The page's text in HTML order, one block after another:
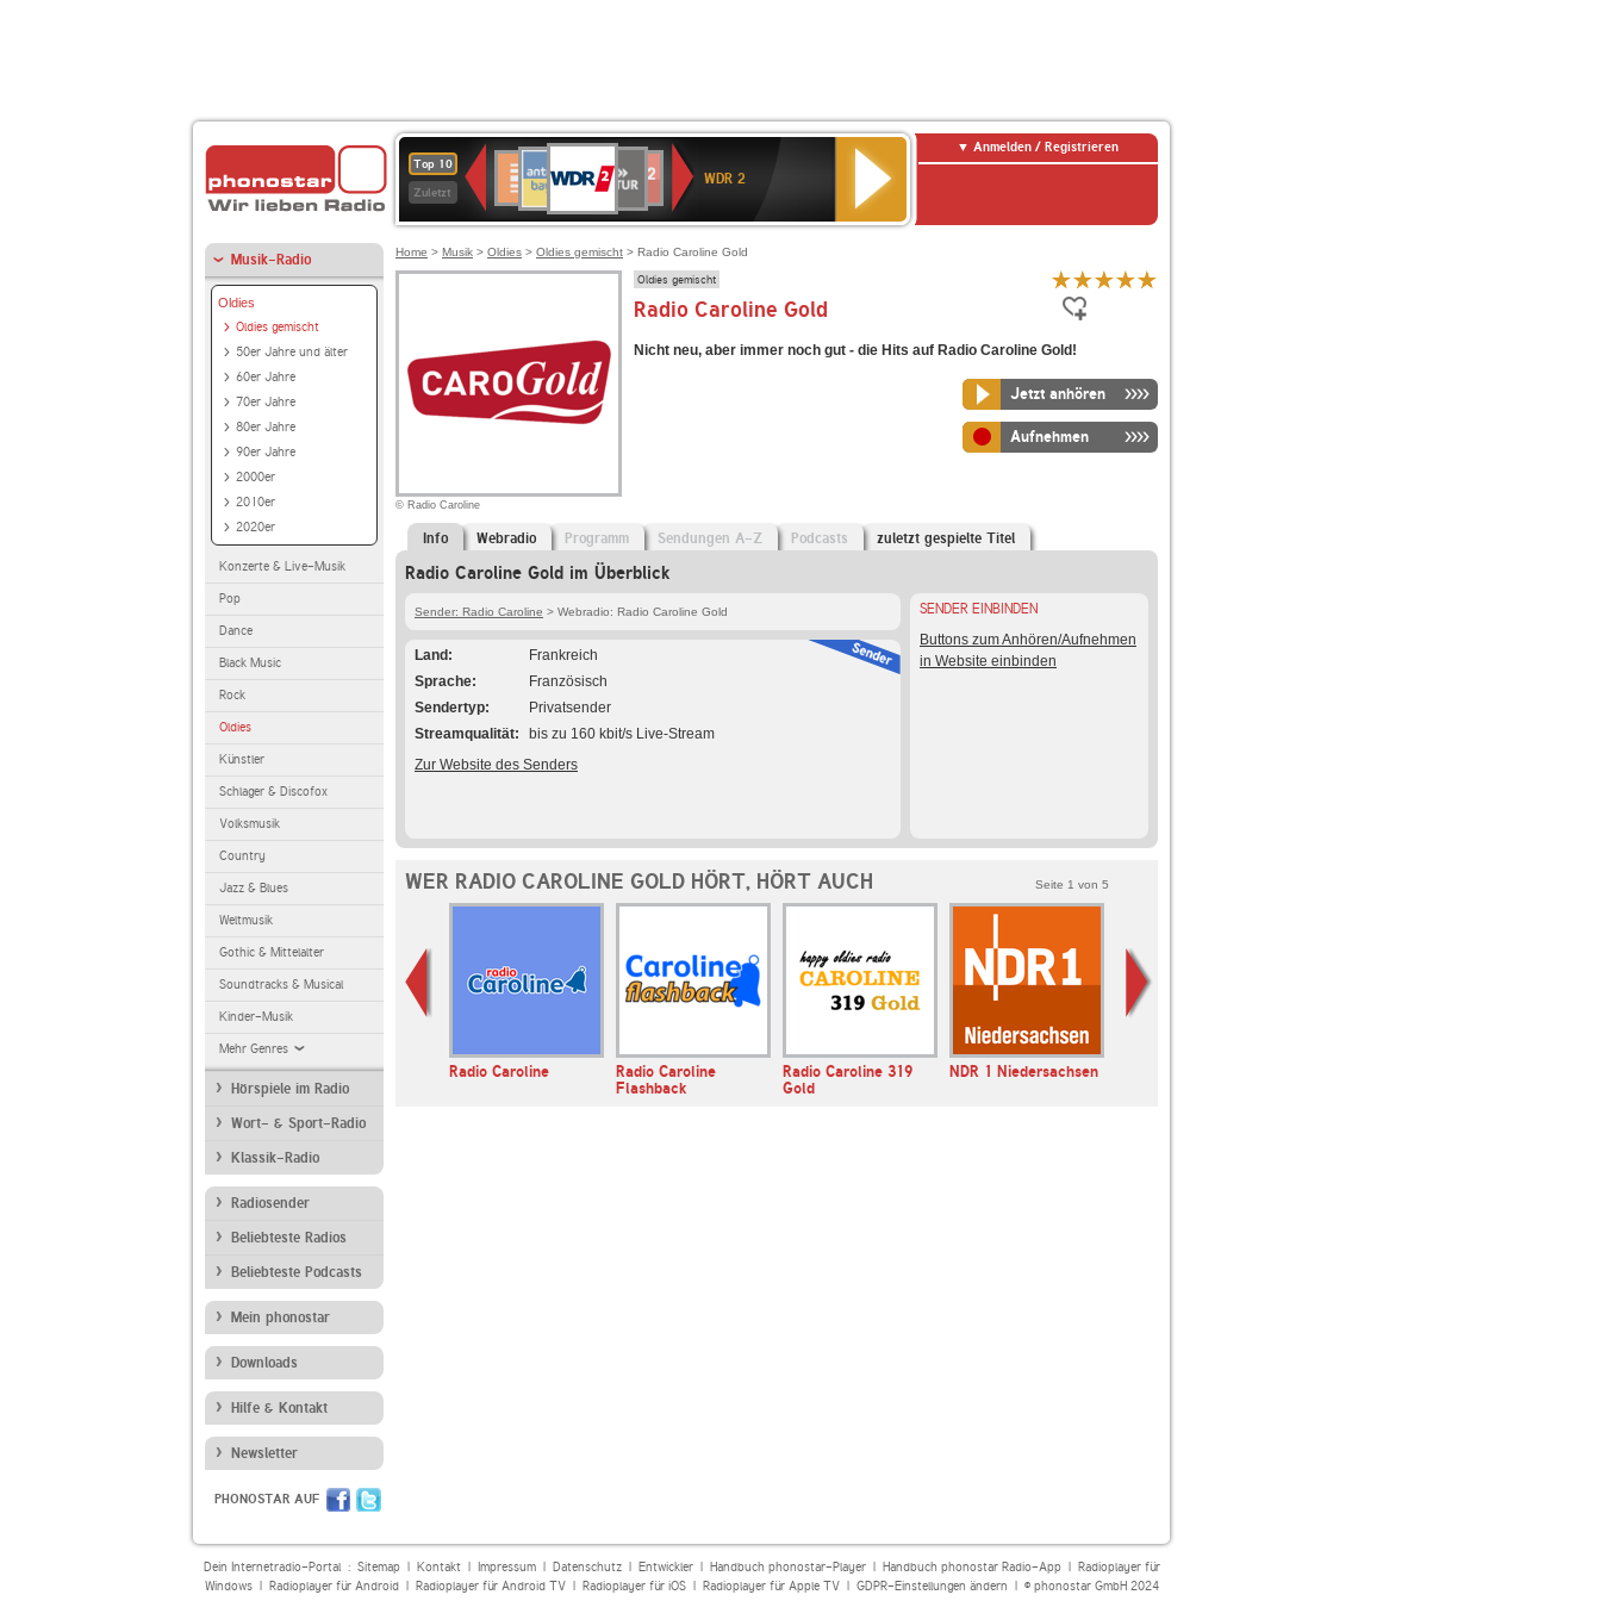
Top 10
Zuletzt
Deutschlandfunk
90er
OLDIE
ANTENNE
4
KLASSIK
Deutschlandfunk
KulturBAYERN
2
Kultur
NDR
2
WDR 2
Anmelden / Registrieren
Musik-Radio
Oldies
Oldies gemischt
50er Jahre und älter
60er Jahre
70er Jahre
80er Jahre
90er Jahre
2000er
2010er
2020er
Konzerte & Live-Musik
Pop
Dance
Black Music
Rock
Oldies
Künstler
Schlager & Discofox
Volksmusik
Country
Jazz & Blues
Weltmusik
Gothic & Mittelalter
Soundtracks & Musical
Kinder-Musik
Mehr Genres
Hörspiele im Radio
Wort- & Sport-Radio
Klassik-Radio
Radiosender
Beliebteste Radios
Beliebteste Podcasts
Mein phonostar
Downloads
Hilfe & Kontakt
Newsletter
PHONOSTAR AUF
Home > Musik > Oldies > Oldies gemischt > Radio Caroline Gold
© Radio Caroline
Oldies gemischt
Radio Caroline Gold
Nicht neu, aber immer noch gut - die Hits auf Radio Caroline Gold!
Jetzt anhören
Aufnehmen
Info Webradio Programm Sendungen A-Z Podcasts zuletzt gespielte Titel
Radio Caroline Gold im Überblick
Sender: Radio Caroline > Webradio: Radio Caroline Gold
Land
Frankreich
Sprache
Französisch
Sendertyp
Privatsender
Streamqualität
bis zu 160 kbit/s Live-Stream
Zur Website des Senders
SENDER EINBINDEN
Buttons zum Anhören/Aufnehmen
in Website einbinden
WER RADIO CAROLINE GOLD HÖRT, HÖRT AUCH Seite 1 von 5
Radio Caroline
Radio Caroline
Flashback
Radio Caroline 319
Gold
NDR 1 Niedersachsen
Dein Internetradio-Portal : Sitemap| Kontakt| Impressum| Datenschutz| Entwickler| Handbuch phonostar-Player| Handbuch phonostar Radio-App| Radioplayer für
Windows| Radioplayer für Android| Radioplayer für Android TV| Radioplayer für iOS| Radioplayer für Apple TV| GDPR-Einstellungen ändern | © phonostar GmbH 2024